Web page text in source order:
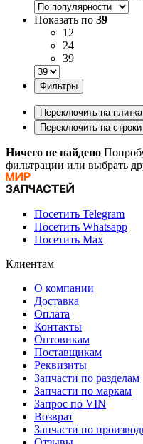
Показать по 39
12
24
39
Фильтры
Переключить на плитка
Переключить на строки
Ничего не найдено
фильтрации или выбрать
Посетить Telegram
Посетить Whatsapp
Посетить Max
Клиентам
О компании
Доставка
Оплата
Контакты
Оптовикам
Поставщикам
Реквизиты
Запчасти по разделам
Запчасти по маркам
Запрос по VIN
Возврат
Запчасти по